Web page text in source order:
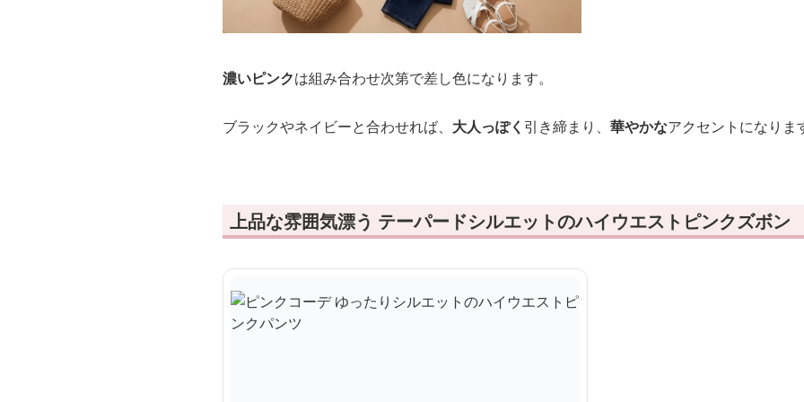
濃いピンクは組み合わせ次第で差し色になります。
ブラックやネイビーと合わせれば、 大人っぽく 引き締まり、 華やかなアクセントになりま
上品な雰囲気漂う テーパードシルエットのハイウエストピンクズボン